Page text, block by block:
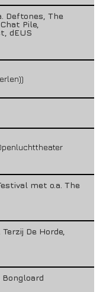
Deftones, The
Pile,
dEUS
met o.a. The
De Horde,
Bongloard